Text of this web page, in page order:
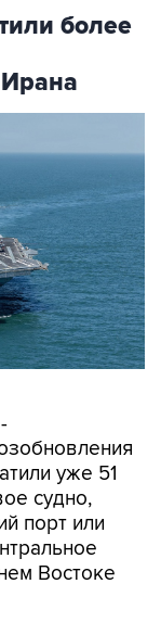
более
уже 51
судно,
порт или
Востоке